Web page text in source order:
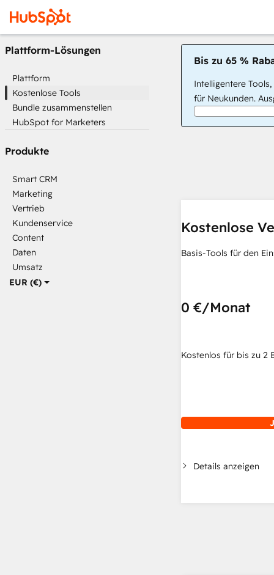
EUR (€)
Plattform-Lösungen
Plattform
Kostenlose Tools
Bundle zusammenstellen
HubSpot for Marketers
Produkte
Smart CRM
Marketing
Vertrieb
Kundenservice
Content
Daten
Umsatz
Bis zu 65 %
Intelligentere
für Neukunden.
Kostenlose
Basis-Tools für den
0 €/Monat
Kostenlos für bis zu 2
Details anzeigen